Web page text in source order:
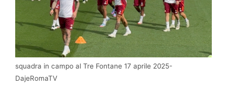
squadra in campo al Tre Fontane 17 aprile 2025-
DajeRomaTV